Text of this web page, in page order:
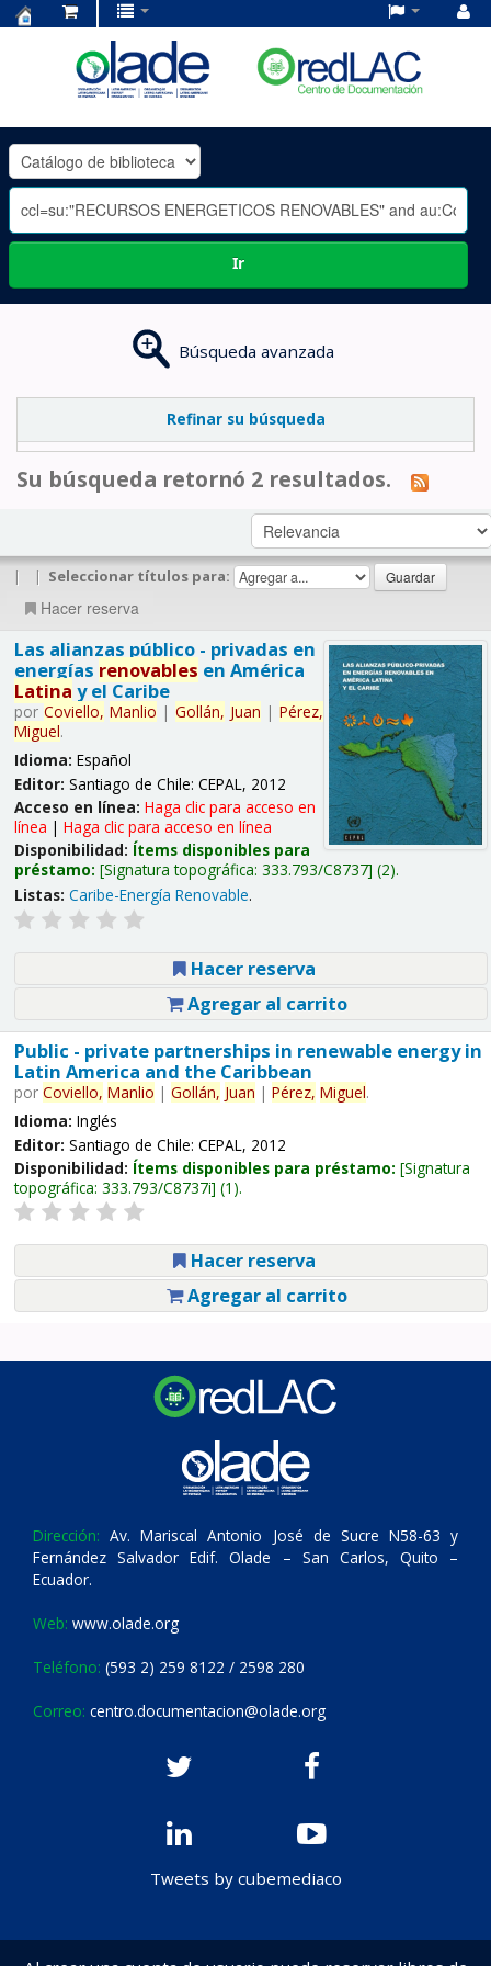
OLADE
-
Ir
Búsqueda avanzada
Refinar su búsqueda
Su búsqueda retornó 2 resultados.
| | Seleccionar títulos para:
Hacer reserva
Las alianzas público - privadas en
energías renovables en América
Latina y el Caribe
por Coviello, Manlio | Gollán, Juan | Pérez,
Miguel.
Idioma: Español
Editor: Santiago de Chile: CEPAL, 2012
Acceso en línea: Haga clic para acceso en
línea | Haga clic para acceso en línea
Disponibilidad: Ítems disponibles para
préstamo: Signatura topográfica: 333.793/C8737 (2).
Listas: Caribe-Energía Renovable.
Hacer reserva
Agregar al carrito
Public - private partnerships in renewable energy in
Latin America and the Caribbean
por Coviello, Manlio | Gollán, Juan | Pérez, Miguel.
Idioma: Inglés
Editor: Santiago de Chile: CEPAL, 2012
Disponibilidad: Ítems disponibles para préstamo: Signatura
topográfica: 333.793/C8737i (1).
Hacer reserva
Agregar al carrito
Dirección: Av. Mariscal Antonio José de Sucre N58-63 y
Fernández Salvador Edif. Olade – San Carlos, Quito –
Ecuador.
Web: www.olade.org
Teléfono: (593 2) 259 8122 / 2598 280
Correo: centro.documentacion@olade.org
Tweets by cubemediaco